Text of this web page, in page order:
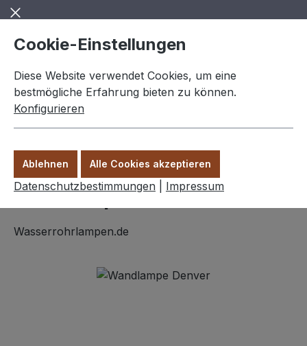
Zum Hauptinhalt springen
Wandlampen
Wandlampe "Denver" 3 Arm
Wasserrohrlampen.de
Bildergalerie überspringen
Cookie-Einstellungen
Diese Website verwendet Cookies, um eine
bestmögliche Erfahrung bieten zu können.
Konfigurieren
Ablehnen Alle Cookies akzeptieren
Datenschutzbestimmungen Impressum